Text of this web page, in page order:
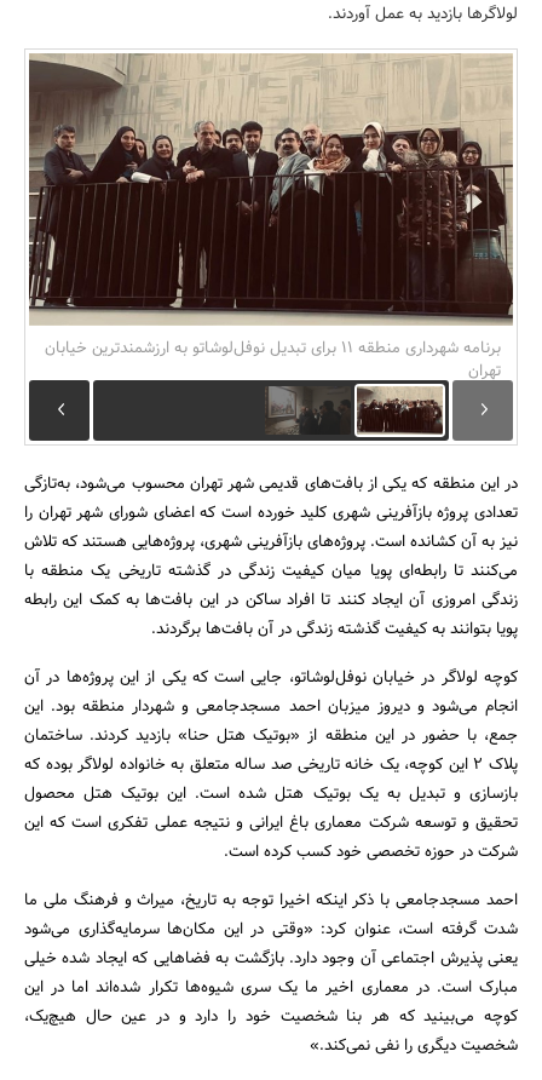
مسکن و ساختمان
لولاگرها بازدید به عمل آوردند.
برنامه شهرداری منطقه ۱۱ برای تبدیل نوفل‌لوشاتو به ارزشمندترین خیابان
تهران
در این منطقه که یکی از بافت‌های قدیمی شهر تهران محسوب می‌شود، به‌تازگی
تعدادی پروژه باز‌آفرینی شهری کلید خورده است که اعضای شورای شهر تهران را
نیز به آن کشانده است. پروژه‌های بازآفرینی شهری، پروژه‌هایی هستند که تلاش
می‌کنند تا رابطه‌ای پویا میان کیفیت زندگی در گذشته تاریخی یک منطقه با
زندگی امروزی آن ایجاد کنند تا افراد ساکن در این بافت‌ها به کمک این رابطه
پویا بتوانند به کیفیت گذشته زندگی در آن بافت‌ها برگردند.
کوچه لولاگر در خیابان نوفل‌لوشاتو، جایی است که یکی از این پروژه‌ها در آن
انجام می‌شود و دیروز میزبان احمد مسجدجامعی و شهردار منطقه بود. این
جمع، با حضور در این منطقه از «بوتیک هتل حنا» بازدید کردند. ساختمان
پلاک ۲ این کوچه، یک خانه تاریخی صد ساله متعلق به خانواده لولاگر بوده که
بازسازی و تبدیل به یک بوتیک هتل شده است. این بوتیک هتل محصول
تحقیق و توسعه شرکت معماری باغ ایرانی و نتیجه عملی تفکری است که این
شرکت در حوزه تخصصی خود کسب کرده است.
احمد مسجدجامعی با ذکر اینکه اخیرا توجه به تاریخ، میراث و فرهنگ ملی ما
شدت گرفته است، عنوان کرد: «وقتی در این مکان‌ها سرمایه‌گذاری می‌شود
یعنی پذیرش اجتماعی آن وجود دارد. بازگشت به فضاهایی که ایجاد شده خیلی
مبارک است. در معماری اخیر ما یک سری شیوه‌ها تکرار شده‌اند اما در این
کوچه می‌بینید که هر بنا شخصیت خود را دارد و در عین حال هیچ‌یک،
شخصیت دیگری را نفی نمی‌کند.»